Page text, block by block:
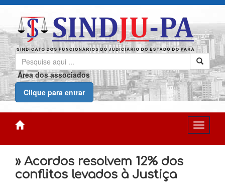
Área dos associados
Clique para entrar
» Acordos resolvem 12% dos
conflitos levados à Justiça